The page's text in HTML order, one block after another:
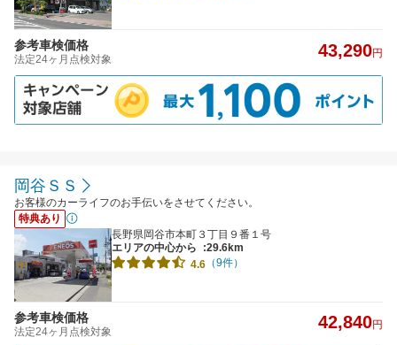
参考車検価格
法定24ヶ月点検対象 43,290円
岡谷ＳＳ
お客様のカーライフのお手伝いをさせてください。
特典あり
長野県岡谷市本町３丁目９番１号
エリアの中心から
:29.6km
4.6 （9件）
参考車検価格
法定24ヶ月点検対象 42,840円